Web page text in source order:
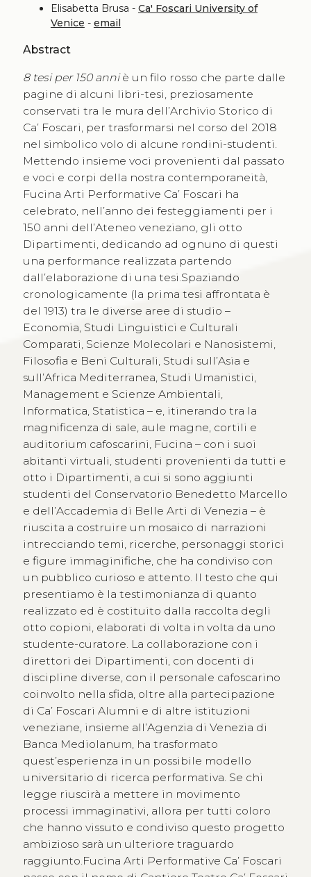
Elisabetta Brusa - Ca' Foscari University of
Venice - email
Abstract
8 tesi per 150 anniè un filo rosso che parte dalle
pagine di alcuni libri-tesi, preziosamente
conservati tra le mura dell’Archivio Storico di
Ca’ Foscari, per trasformarsi nel corso del 2018
nel simbolico volo di alcune rondini-studenti.
Mettendo insieme voci provenienti dal passato
e voci e corpi della nostra contemporaneità,
Fucina Arti Performative Ca’ Foscari ha
celebrato, nell’anno dei festeggiamenti per i
150 anni dell’Ateneo veneziano, gli otto
Dipartimenti, dedicando ad ognuno di questi
una performance realizzata partendo
dall’elaborazione di una tesi.Spaziando
cronologicamente (la prima tesi affrontata è
del 1913) tra le diverse aree di studio –
Economia, Studi Linguistici e Culturali
Comparati, Scienze Molecolari e Nanosistemi,
Filosofia e Beni Culturali, Studi sull’Asia e
sull’Africa Mediterranea, Studi Umanistici,
Management e Scienze Ambientali,
Informatica, Statistica – e, itinerando tra la
magnificenza di sale, aule magne, cortili e
auditorium cafoscarini, Fucina – con i suoi
abitanti virtuali, studenti provenienti da tutti e
otto i Dipartimenti, a cui si sono aggiunti
studenti del Conservatorio Benedetto Marcello
e dell’Accademia di Belle Arti di Venezia – è
riuscita a costruire un mosaico di narrazioni
intrecciando temi, ricerche, personaggi storici
e figure immaginifiche, che ha condiviso con
un pubblico curioso e attento. Il testo che qui
presentiamo è la testimonianza di quanto
realizzato ed è costituito dalla raccolta degli
otto copioni, elaborati di volta in volta da uno
studente-curatore. La collaborazione con i
direttori dei Dipartimenti, con docenti di
discipline diverse, con il personale cafoscarino
coinvolto nella sfida, oltre alla partecipazione
di Ca’ Foscari Alumni e di altre istituzioni
veneziane, insieme all’Agenzia di Venezia di
Banca Mediolanum, ha trasformato
quest’esperienza in un possibile modello
universitario di ricerca performativa. Se chi
legge riuscirà a mettere in movimento
processi immaginativi, allora per tutti coloro
che hanno vissuto e condiviso questo progetto
ambizioso sarà un ulteriore traguardo
raggiunto.Fucina Arti Performative Ca’ Foscari